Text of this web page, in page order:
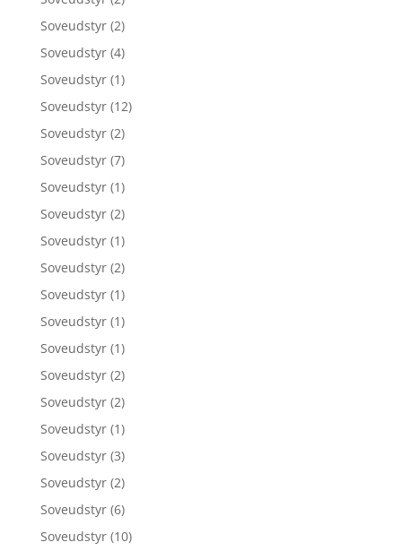
Soveudstyr (2)
Soveudstyr (4)
Soveudstyr (1)
Soveudstyr (12)
Soveudstyr (2)
Soveudstyr (7)
Soveudstyr (1)
Soveudstyr (2)
Soveudstyr (1)
Soveudstyr (2)
Soveudstyr (1)
Soveudstyr (1)
Soveudstyr (1)
Soveudstyr (2)
Soveudstyr (2)
Soveudstyr (1)
Soveudstyr (3)
Soveudstyr (2)
Soveudstyr (6)
Soveudstyr (10)